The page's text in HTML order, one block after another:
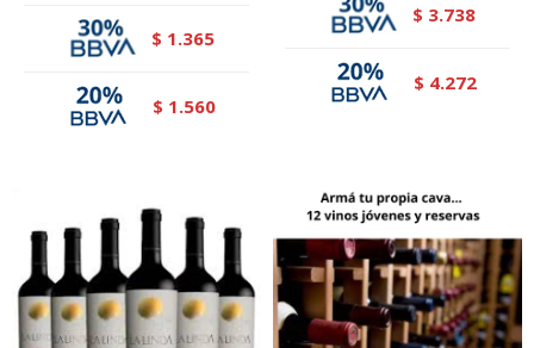
$ 1.365
$ 1.560
$ 3.738
$ 4.272